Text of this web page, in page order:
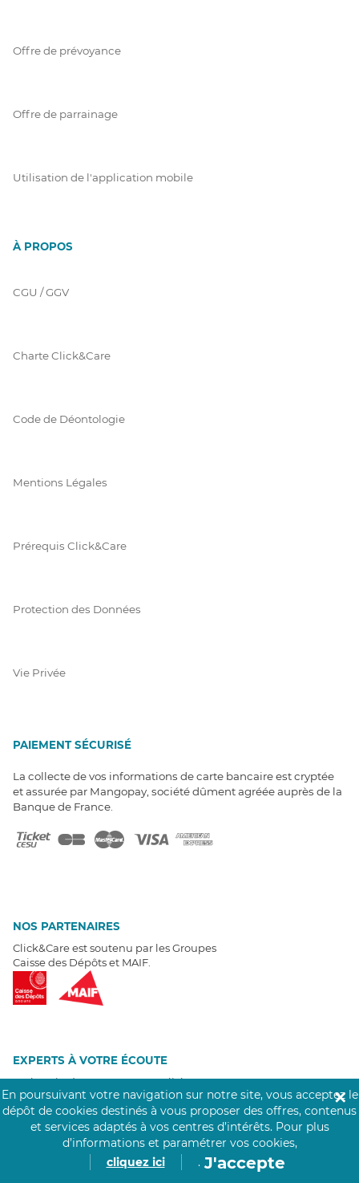
Offre de prévoyance
Offre de parrainage
Utilisation de l'application mobile
À PROPOS
CGU / GGV
Charte Click&Care
Code de Déontologie
Mentions Légales
Prérequis Click&Care
Protection des Données
Vie Privée
PAIEMENT SÉCURISÉ
La collecte de vos informations de carte bancaire est cryptée
et assurée par Mangopay, société dûment agréée auprès de la
Banque de France.
NOS PARTENAIRES
Click&Care est soutenu par les Groupes
Caisse des Dépôts et MAIF.
EXPERTS À VOTRE ÉCOUTE
Un besoin de recrutement ? Click&Care vous accompagne par
téléphone 7/7.
Être rappelé aujourd'hui
MOIGNAGES CLIENTS
En poursuivant votre navigation sur notre site, vous acceptez le
dépôt de cookies destinés à vous proposer des offres, contenus
et services adaptés à vos centres d’intérêts. Pour plus
d’informations et paramétrer vos cookies,
cliquez ici
. J'accepte
✕